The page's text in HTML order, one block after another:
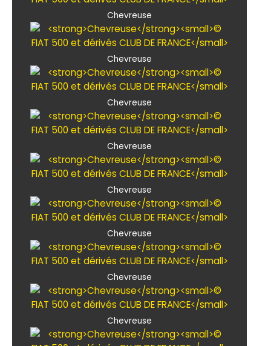
Chevreuse
Chevreuse
Chevreuse
Chevreuse
Chevreuse
Chevreuse
Chevreuse
Chevreuse